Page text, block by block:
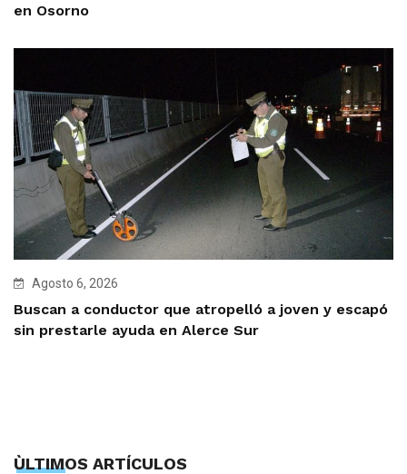
en Osorno
Agosto 6, 2026
Buscan a conductor que atropelló a joven y escapó
sin prestarle ayuda en Alerce Sur
ÙLTIMOS ARTÍCULOS